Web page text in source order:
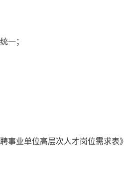
一；
事业单位高层次人才岗位需求表》